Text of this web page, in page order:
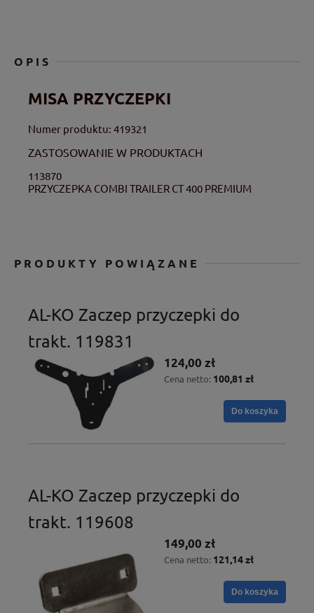
OPIS
MISA PRZYCZEPKI
Numer produktu: 419321
ZASTOSOWANIE W PRODUKTACH
113870
PRZYCZEPKA COMBI TRAILER CT 400 PREMIUM
PRODUKTY POWIĄZANE
AL-KO Zaczep przyczepki do
trakt. 119831
124,00 zł
Cena netto: 100,81 zł
Do koszyka
AL-KO Zaczep przyczepki do
trakt. 119608
149,00 zł
Cena netto: 121,14 zł
Do koszyka